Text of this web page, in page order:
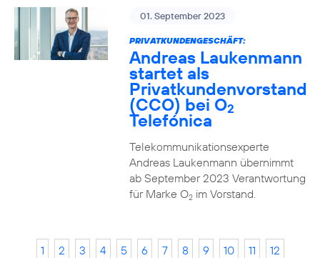
01. September 2023
PRIVATKUNDENGESCHÄFT:
Andreas Laukenmann
startet als
Privatkundenvorstand
(CCO) bei O2
Telefónica
Telekommunikationsexperte
Andreas Laukenmann übernimmt
ab September 2023 Verantwortung
für Marke O2im Vorstand.
1 2 3 4 5 6 7 8 9 10 11
12